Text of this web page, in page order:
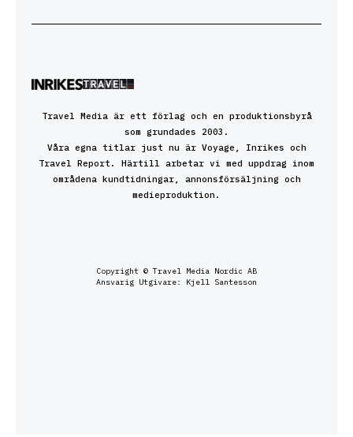
Travel Media är ett förlag och en produktionsbyrå
som grundades 2003.
Våra egna titlar just nu är Voyage, Inrikes och
Travel Report. Härtill arbetar vi med uppdrag inom
områdena kundtidningar, annonsförsäljning och
medieproduktion.
Copyright © Travel Media Nordic AB
Ansvarig Utgivare: Kjell Santesson